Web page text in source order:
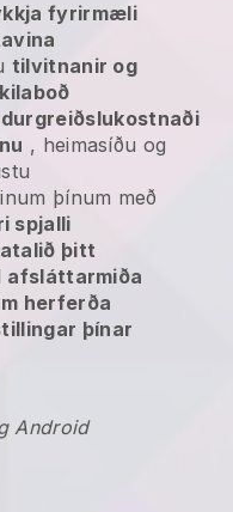
fyrirmæli
tilvitnanir og
, heimasíðu og
þínum með
spjalli
þitt
afsláttarmiða
herferða
þínar
Android